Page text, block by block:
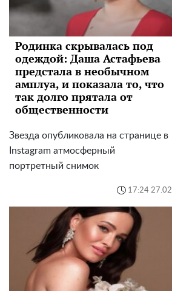
Родинка скрывалась под
одеждой: Даша Астафьева
предстала в необычном
амплуа, и показала то, что
так долго прятала от
общественности
Звезда опубликовала на странице в
Instagram атмосферный
портретный снимок
17:24 27.02